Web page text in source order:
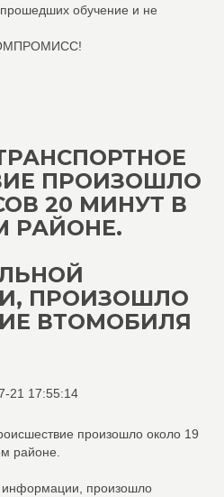
обучение и не
ПРОИЗОШЛО
20 МИНУТ В
РАЙОНЕ.
ПРОИЗОШЛО
ВТОМОБИЛЯ
21 17:55:14
произошло около 19
районе.
информации, произошло